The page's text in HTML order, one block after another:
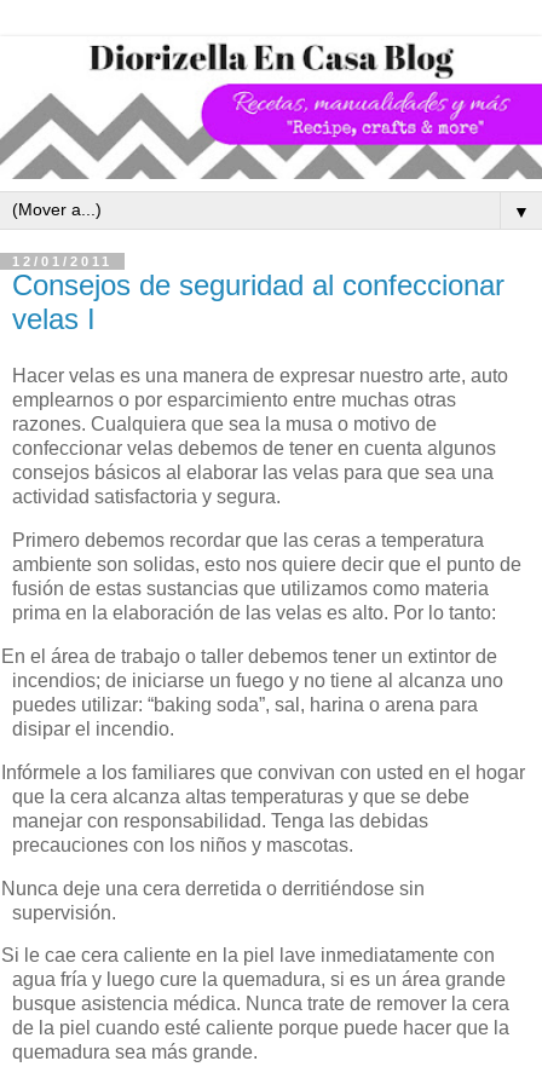
▼
12/01/2011
Consejos de seguridad al confeccionar
velas I
Hacer velas es una manera de expresar nuestro arte, auto
emplearnos o por esparcimiento entre muchas otras
razones. Cualquiera que sea la musa o motivo de
confeccionar velas debemos de tener en cuenta algunos
consejos básicos al elaborar las velas para que sea una
actividad satisfactoria y segura.
Primero debemos recordar que las ceras a temperatura
ambiente son solidas, esto nos quiere decir que el punto de
fusión de estas sustancias que utilizamos como materia
prima en la elaboración de las velas es alto. Por lo tanto:
En el área de trabajo o taller debemos tener un extintor de
incendios; de iniciarse un fuego y no tiene al alcanza uno
puedes utilizar: “baking soda”, sal, harina o arena para
disipar el incendio.
Infórmele a los familiares que convivan con usted en el hogar
que la cera alcanza altas temperaturas y que se debe
manejar con responsabilidad. Tenga las debidas
precauciones con los niños y mascotas.
Nunca deje una cera derretida o derritiéndose sin
supervisión.
Si le cae cera caliente en la piel lave inmediatamente con
agua fría y luego cure la quemadura, si es un área grande
busque asistencia médica. Nunca trate de remover la cera
de la piel cuando esté caliente porque puede hacer que la
quemadura sea más grande.